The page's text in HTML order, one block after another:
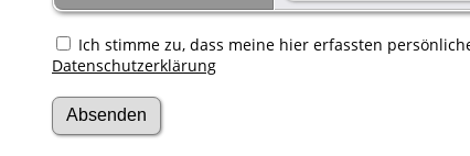
Ich stimme zu, dass meine hier erfassten
Datenschutzerklärung